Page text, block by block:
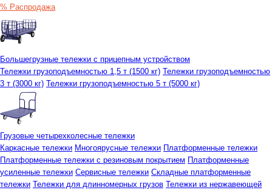
% Распродажа
Большегрузные тележки с прицепным устройством
Тележки грузоподъемностью 1,5 т (1500 кг) Тележки грузоподъемностью
3 т (3000 кг) Тележки грузоподъемностью 5 т (5000 кг)
Грузовые четырехколесные тележки
Каркасные тележки Многоярусные тележки Платформенные тележки
Платформенные тележки с резиновым покрытием Платформенные
усиленные тележки Сервисные тележки Складные платформенные
тележки Тележки для длинномерных грузов Тележки из нержавеющей